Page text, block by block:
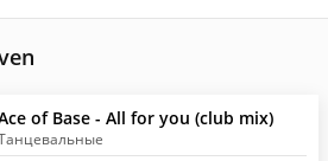
of Base - All for you (club mix)